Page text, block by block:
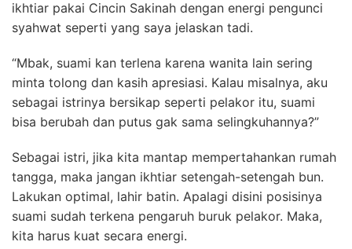
ikhtiar pakai Cincin Sakinah dengan energi pengunci
syahwat seperti yang saya jelaskan tadi.
“Mbak, suami kan terlena karena wanita lain sering
minta tolong dan kasih apresiasi. Kalau misalnya, aku
sebagai istrinya bersikap seperti pelakor itu, suami
bisa berubah dan putus gak sama selingkuhannya?”
Sebagai istri, jika kita mantap mempertahankan rumah
tangga, maka jangan ikhtiar setengah-setengah bun.
Lakukan optimal, lahir batin. Apalagi disini posisinya
suami sudah terkena pengaruh buruk pelakor. Maka,
kita harus kuat secara energi.